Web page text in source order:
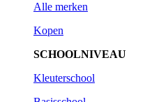
Alle merken
Kopen
SCHOOLNIVEAU
Kleuterschool